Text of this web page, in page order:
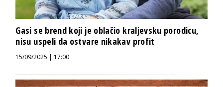
Gasi se brend koji je oblačio kraljevsku porodicu,
nisu uspeli da ostvare nikakav profit
15/09/2025 | 17:00